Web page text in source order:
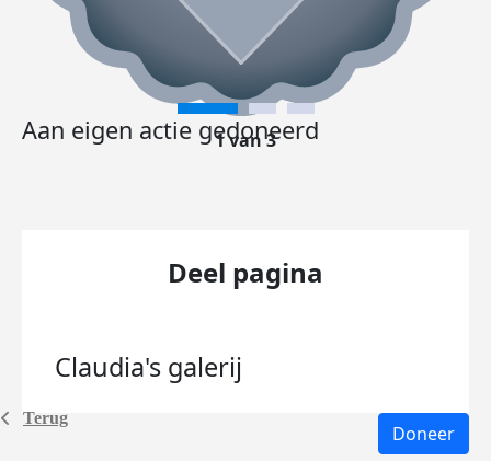
Terug
Aan eigen actie gedoneerd
1 van 3
Deel pagina
Claudia's galerij
Doneer